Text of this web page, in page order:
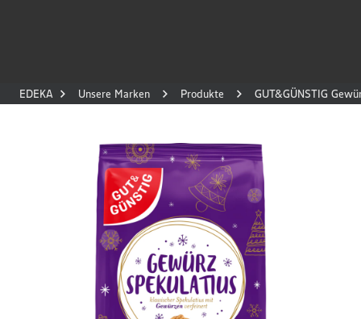
EDEKA Unsere Marken Produkte GUT&GÜNSTIG